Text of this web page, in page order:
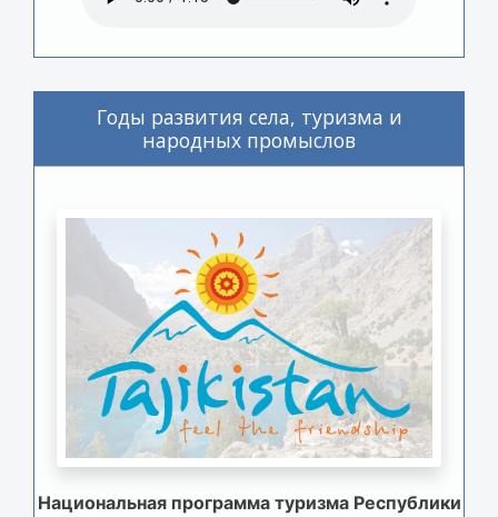
Годы развития села, туризма и
народных промыслов
Национальная программа туризма Республики